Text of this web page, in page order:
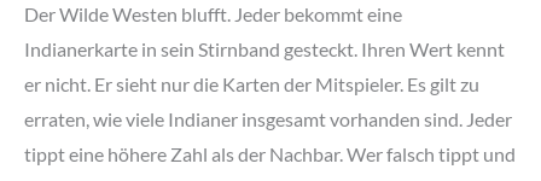
Der Wilde Westen blufft. Jeder bekommt eine
Indianerkarte in sein Stirnband gesteckt. Ihren Wert kennt
er nicht. Er sieht nur die Karten der Mitspieler. Es gilt zu
erraten, wie viele Indianer insgesamt vorhanden sind. Jeder
tippt eine höhere Zahl als der Nachbar. Wer falsch tippt und